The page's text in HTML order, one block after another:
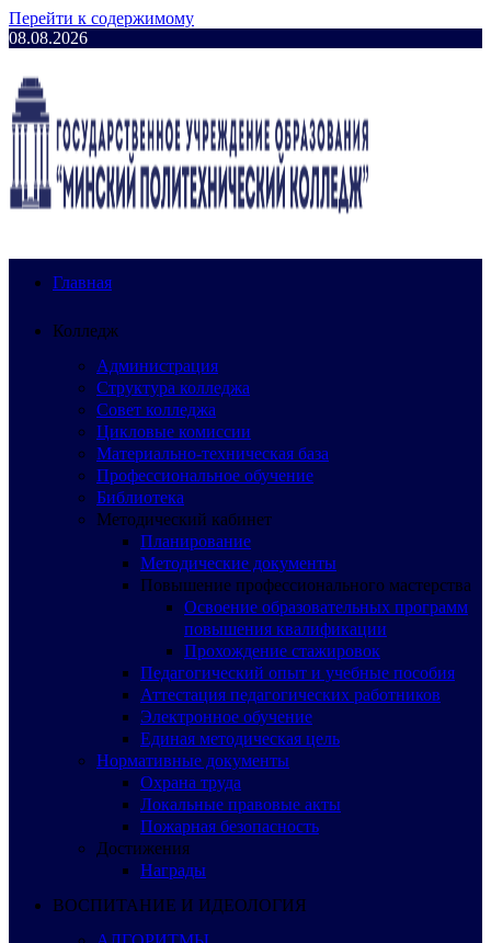
Перейти к содержимому
08.08.2026
Главная
Колледж
Администрация
Структура колледжа
Совет колледжа
Цикловые комиссии
Материально-техническая база
Профессиональное обучение
Библиотека
Методический кабинет
Планирование
Методические документы
Повышение профессионального мастерства
Освоение образовательных программ
повышения квалификации
Прохождение стажировок
Педагогический опыт и учебные пособия
Аттестация педагогических работников
Электронное обучение
Единая методическая цель
Нормативные документы
Охрана труда
Локальные правовые акты
Пожарная безопасность
Достижения
Награды
ВОСПИТАНИЕ И ИДЕОЛОГИЯ